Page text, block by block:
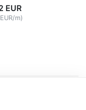
EUR
m)